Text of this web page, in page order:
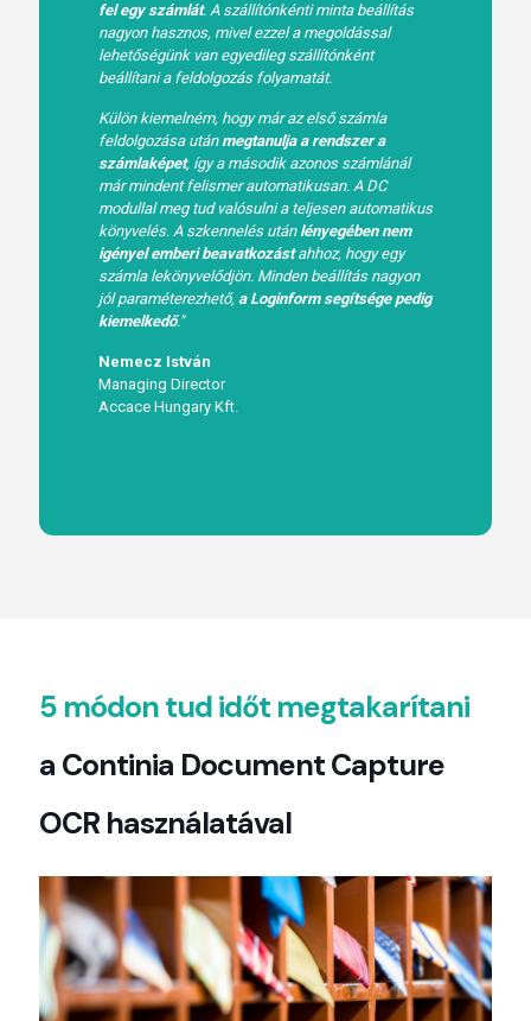
fel egy számlát. A szállítónkénti minta beállítás
nagyon hasznos, mivel ezzel a megoldással
lehetőségünk van egyedileg szállítónként
beállítani a feldolgozás folyamatát.
Külön kiemelném, hogy már az első számla
feldolgozása utánmegtanulja a rendszer a
számlaképet, így a második azonos számlánál
már mindent felismer automatikusan. A DC
modullal meg tud valósulni a teljesen automatikus
könyvelés. A szkennelés után lényegében nem
igényel emberi beavatkozástahhoz, hogy egy
számla lekönyvelődjön. Minden beállítás nagyon
jól paraméterezhető, a Loginform segítsége pedig
kiemelkedő."
Nemecz István
Managing Director
Accace Hungary Kft.
5 módon tud időt megtakarítani
a Continia Document Capture
OCR használatával